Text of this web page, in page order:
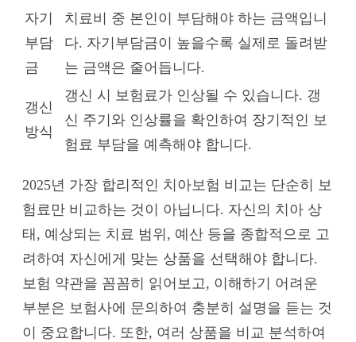
자기
부담
금
치료비 중 본인이 부담해야 하는 금액입니
다. 자기부담금이 높을수록 실제로 돌려받
는 금액은 줄어듭니다.
갱신
방식
갱신 시 보험료가 인상될 수 있습니다. 갱
신 주기와 인상률을 확인하여 장기적인 보
험료 부담을 예측해야 합니다.
2025년 가장 합리적인 치아보험 비교는 단순히 보
험료만 비교하는 것이 아닙니다. 자신의 치아 상
태, 예상되는 치료 범위, 예산 등을 종합적으로 고
려하여 자신에게 맞는 상품을 선택해야 합니다.
보험 약관을 꼼꼼히 읽어보고, 이해하기 어려운
부분은 보험사에 문의하여 충분히 설명을 듣는 것
이 중요합니다. 또한, 여러 상품을 비교 분석하여